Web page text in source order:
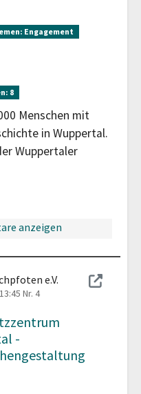
Engagement
8
Menschen mit
in Wuppertal.
Wuppertaler
diesen Beitrag
anzeigen
e.V.
Nr. 4
-